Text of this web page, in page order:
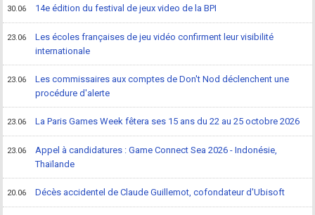
30.06 14e édition du festival de jeux video de la BPI
23.06
Les écoles françaises de jeu vidéo confirment leur visibilité
internationale
23.06
Les commissaires aux comptes de Don't Nod déclenchent une
procédure d'alerte
23.06 La Paris Games Week fêtera ses 15 ans du 22 au 25 octobre 2026
23.06
Appel à candidatures : Game Connect Sea 2026 - Indonésie,
Thaïlande
20.06 Décès accidentel de Claude Guillemot, cofondateur d'Ubisoft